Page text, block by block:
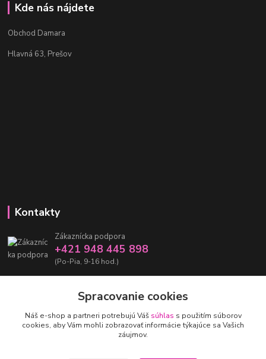
Kde nás nájdete
Obchod Damara
Hlavná 63, Prešov
Kontakty
Zákaznícka podpora
+421 948 445 898
(Po-Pia, 9-16 hod.)
Spracovanie cookies
Náš e-shop a partneri potrebujú Váš súhlas s použitím súborov
cookies, aby Vám mohli zobrazovať informácie týkajúce sa Vašich
záujmov.